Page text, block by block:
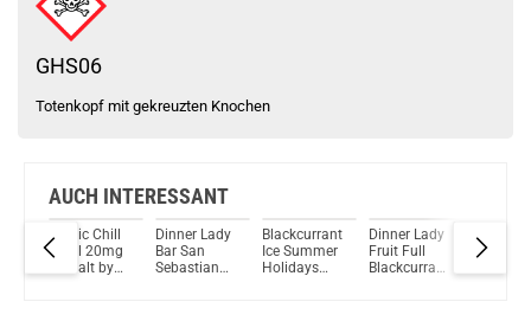
GHS06
Totenkopf mit gekreuzten Knochen
AUCH INTERESSANT
Tropic Chill
10ml 20mg
NicSalt by
Dinner Lady
Bar San
Sebastian
Blackcurrant
Ice Summer
Holidays
Dinner Lady
Fruit Full
Blackcurrant
Mango
Summer